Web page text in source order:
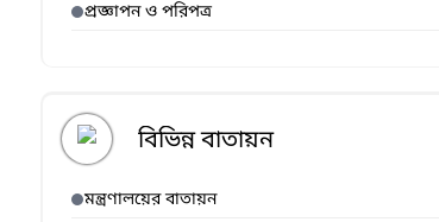
প্রজ্ঞাপন ও পরিপত্র
বিভিন্ন বাতায়ন
মন্ত্রণালয়ের বাতায়ন